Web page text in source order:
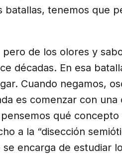
batallas, tenemos que
de los olores y
décadas. En esa
Cuando negamos,
es comenzar con
qué
a la “disección
encarga de estudiar